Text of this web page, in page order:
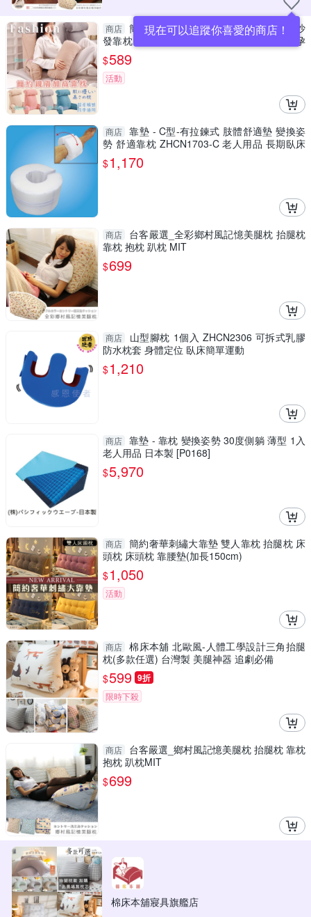
現在可以追蹤你喜愛的商店！
商店 簡約素色親膚加高靠枕 靠墊 四季通用 沙
發靠枕 抬腿枕 靠腰枕 加厚加高 椅背 上班族孕
婦
$589
活動
商店 靠墊 - C型-有拉鍊式 肢體舒適墊 變換姿
勢 舒適靠枕 ZHCN1703-C 老人用品 長期臥床
者適用
$1,170
商店
台客嚴選_全彩鄉村風記憶美腿枕 抬腿枕
靠枕 抱枕 趴枕 MIT
$699
商店
山型腳枕 1個入 ZHCN2306 可拆式乳膠
防水枕套 身體定位 臥床簡單運動
$1,210
商店 靠墊 - 靠枕 變換姿勢 30度側躺 薄型 1入
老人用品 日本製 [P0168]
$5,970
商店 簡約奢華刺繡大靠墊 雙人靠枕 抬腿枕 床
頭枕 床頭枕 靠腰墊(加長150cm)
$1,050
活動
商店 棉床本舖 北歐風-人體工學設計三角抬腿
枕(多款任選) 台灣製 美腿神器 追劇必備
$599 9折
限時下殺
商店
台客嚴選_鄉村風記憶美腿枕 抬腿枕 靠枕
抱枕 趴枕MIT
$699
棉床本舖寢具旗艦店